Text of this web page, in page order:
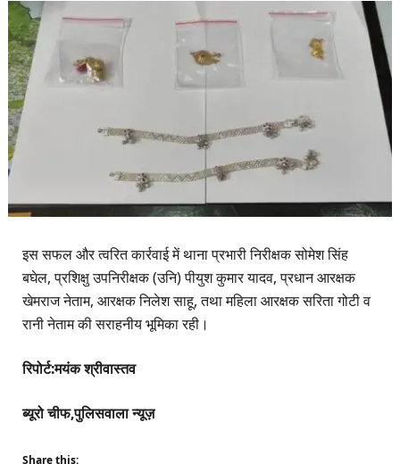
​इस सफल और त्वरित कार्रवाई में थाना प्रभारी निरीक्षक सोमेश सिंह
बघेल, प्रशिक्षु उपनिरीक्षक (उनि) पीयुश कुमार यादव, प्रधान आरक्षक
खेमराज नेताम, आरक्षक निलेश साहू, तथा महिला आरक्षक सरिता गोटी व
रानी नेताम की सराहनीय भूमिका रही।
रिपोर्ट:मयंक श्रीवास्तव
ब्यूरो चीफ,पुलिसवाला न्यूज़
Share this: